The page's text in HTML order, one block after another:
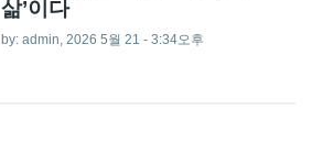
삶’이다
by: admin, 2026 5월 21 - 3:34오후